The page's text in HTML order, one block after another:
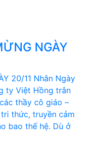
NGÀY
20/11 Nhân Ngày
ty Việt Hồng trân
thầy cô giáo –
thức, truyền cảm
bao thế hệ. Dù ở